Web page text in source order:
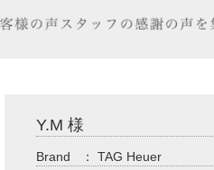
Y.M 様
Brand ： TAG Heuer